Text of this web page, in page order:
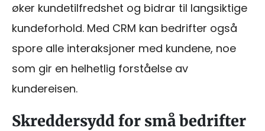
øker kundetilfredshet og bidrar til langsiktige
kundeforhold. Med CRM kan bedrifter også
spore alle interaksjoner med kundene, noe
som gir en helhetlig forståelse av
kundereisen.
Skreddersydd for små bedrifter